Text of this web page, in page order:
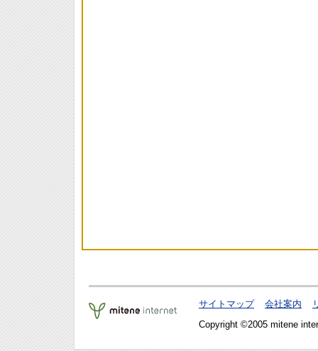
サイトマップ 会社案内
Copyright ©2005 mitene